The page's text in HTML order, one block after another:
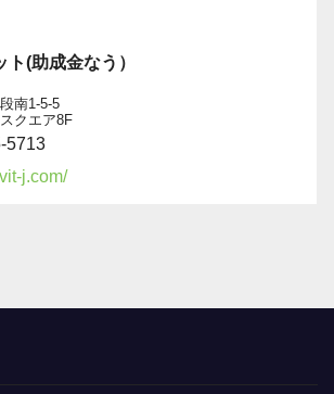
(助成金なう）
南1-5-5
クエア8F
5713
j.com/